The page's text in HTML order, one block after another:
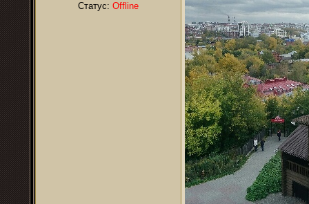
Статус: Offline